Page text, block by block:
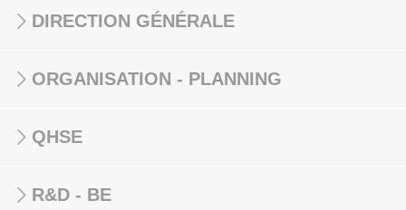
DIRECTION GÉNÉRALE
ORGANISATION - PLANNING
QHSE
R&D - BE